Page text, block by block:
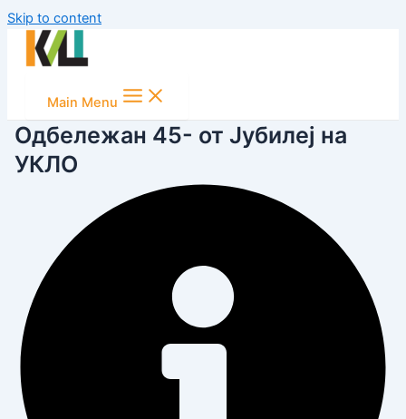
Skip to content
Main Menu
Одбележан 45- от Јубилеј на
УКЛО